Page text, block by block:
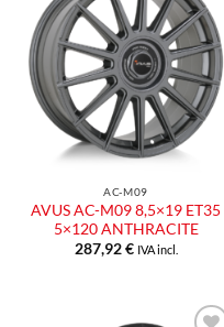
Aggiungi
alla lista
dei
desideri
AC-M09
AVUS AC-M09 8,5×19 ET35
5×120 ANTHRACITE
287,92€ IVA incl.